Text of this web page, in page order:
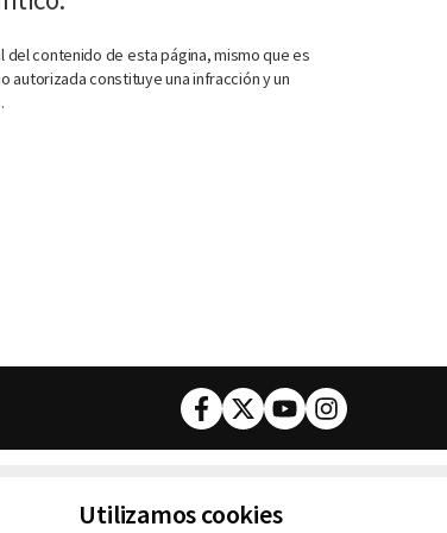
contenido de esta página, mismo que es
autorizada constituye una infracción y un
Facebook
TwitterYoutubeInstagram
Utilizamos cookies